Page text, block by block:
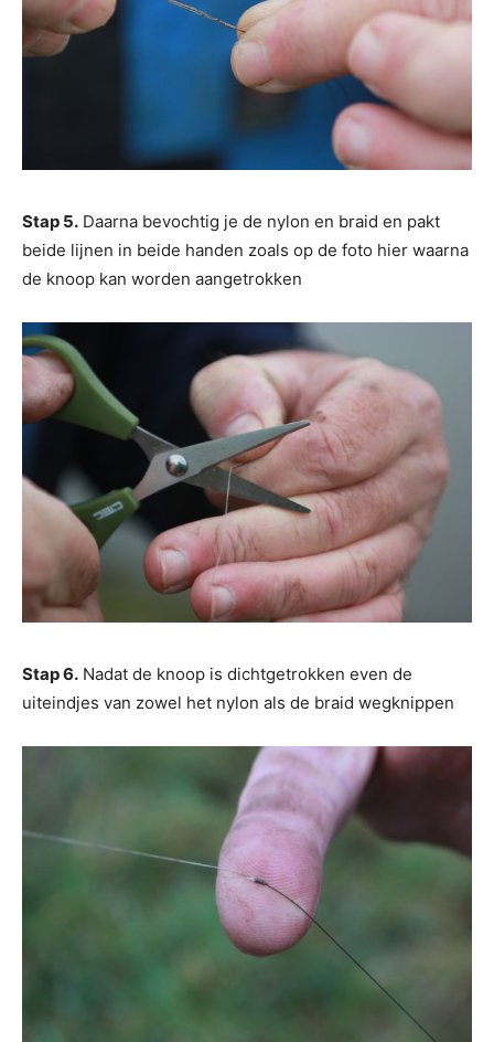
Stap 5. Daarna bevochtig je de nylon en braid en pakt
beide lijnen in beide handen zoals op de foto hier waarna
de knoop kan worden aangetrokken
Stap 6. Nadat de knoop is dichtgetrokken even de
uiteindjes van zowel het nylon als de braid wegknippen